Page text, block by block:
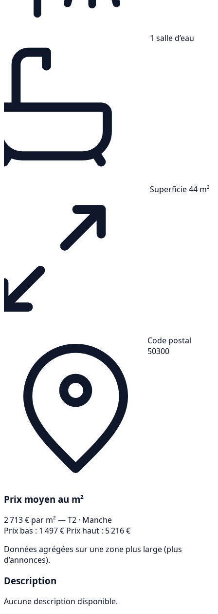
1 salle d’eau
Superficie 44 m²
Code postal
50300
Prix moyen au m²
2 713 € par m² — T2 · Manche
Prix bas : 1 497 € Prix haut : 5 216 €
Données agrégées sur une zone plus large (plus
d’annonces).
Description
Aucune description disponible.